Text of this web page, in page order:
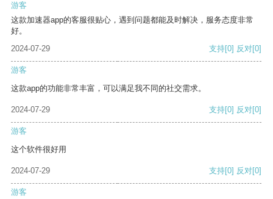
游客
这款加速器app的客服很贴心，遇到问题都能及时解决，服务态度非常
好。
2024-07-29
支持[0] 反对[0]
游客
这款app的功能非常丰富，可以满足我不同的社交需求。
2024-07-29 支持[0] 反对[0]
游客
这个软件很好用
2024-07-29 支持[0] 反对[0]
游客